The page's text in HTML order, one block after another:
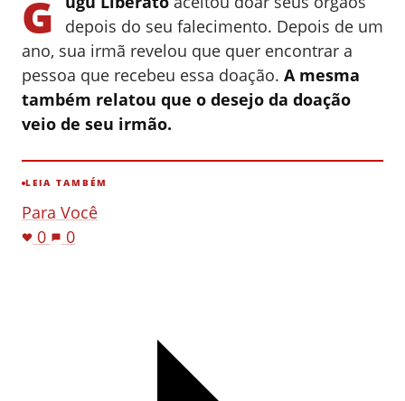
G
depois do seu falecimento. Depois de um
ano, sua irmã revelou que quer encontrar a
pessoa que recebeu essa doação. A mesma
também relatou que o desejo da doação
veio de seu irmão.
LEIA TAMBÉM
Para Você
0
0